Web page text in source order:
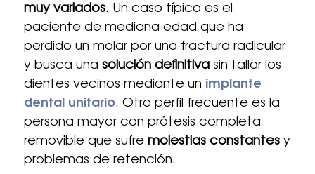
muy variados. Un caso típico es el
paciente de mediana edad que ha
perdido un molar por una fractura radicular
y busca una solución definitivasin tallar los
dientes vecinos mediante un implante
dental unitario. Otro perfil frecuente es la
persona mayor con prótesis completa
removible que sufre molestias constantesy
problemas de retención.